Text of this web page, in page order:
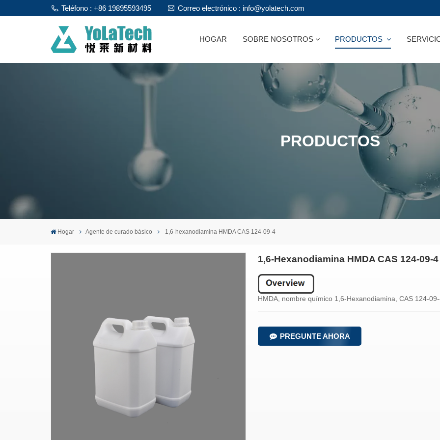
Teléfono : +86 19895593495 Correo electrónico : info@yolatech.com
HOGAR SOBRE NOSOTROS PRODUCTOS
PRODUCTOS
Hogar Agente de curado básico 1,6-hexanodiamina HMDA CAS 124-09-4
1,6-Hexanodiamina HMDA CAS 124-09-4
HMDA, nombre químico 1,6-Hexanodiamina, CAS 124-
PREGUNTE AHORA